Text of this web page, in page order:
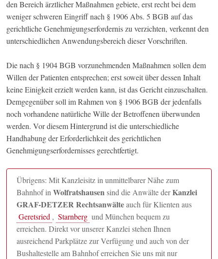
den Bereich ärztlicher Maßnahmen gebiete, erst recht bei dem
weniger schweren Eingriff nach § 1906 Abs. 5 BGB auf das
gerichtliche Genehmigungserfordernis zu verzichten, verkennt den
unterschiedlichen Anwendungsbereich dieser Vorschriften.
Die nach § 1904 BGB vorzunehmenden Maßnahmen sollen dem
Willen der Patienten entsprechen; erst soweit über dessen Inhalt
keine Einigkeit erzielt werden kann, ist das Gericht einzuschalten.
Demgegenüber soll im Rahmen von § 1906 BGB der jedenfalls
noch vorhandene natürliche Wille der Betroffenen überwunden
werden. Vor diesem Hintergrund ist die unterschiedliche
Handhabung der Erforderlichkeit des gerichtlichen
Genehmigungserfordernisses gerechtfertigt.
Übrigens: Mit Kanzleisitz in unmittelbarer Nähe zum
Bahnhof inWolfratshausensind die Anwälte derKanzlei
GRAF-DETZER Rechtsanwälteauch für Klienten aus
Geretsried , Starnberg und München bequem zu
erreichen. Direkt vor unserer Kanzlei stehen Ihnen
ausreichend Parkplätze zur Verfügung und auch von der
Bushaltestelle am Bahnhof erreichen Sie uns mit nur